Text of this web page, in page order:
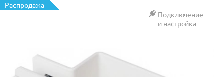
Распродажа
Подключение
и настройка